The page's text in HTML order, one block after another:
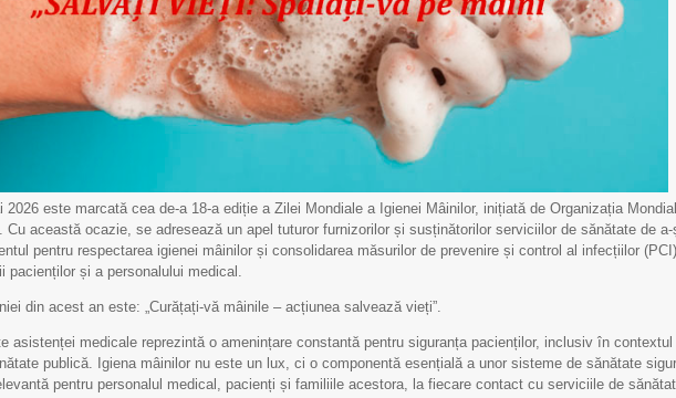
2026 este marcată cea de-a 18-a ediție a Zilei Mondiale a Igienei Mâinilor, inițiată de Organizația
Cu această ocazie, se adresează un apel tuturor furnizorilor și susținătorilor serviciilor de sănătate de a-
pentru respectarea igienei mâinilor și consolidarea măsurilor de prevenire și control al infecțiilor
pacienților și a personalului medical.
din acest an este: „Curățați-vă mâinile – acțiunea salvează vieți”.
asistenței medicale reprezintă o amenințare constantă pentru siguranța pacienților, inclusiv în contextul
publică. Igiena mâinilor nu este un lux, ci o componentă esențială a unor sisteme de sănătate
pentru personalul medical, pacienți și familiile acestora, la fiecare contact cu serviciile de
pentru Echipa IMSP
SCM „Sfânta Treime”
SCM „Sfânta